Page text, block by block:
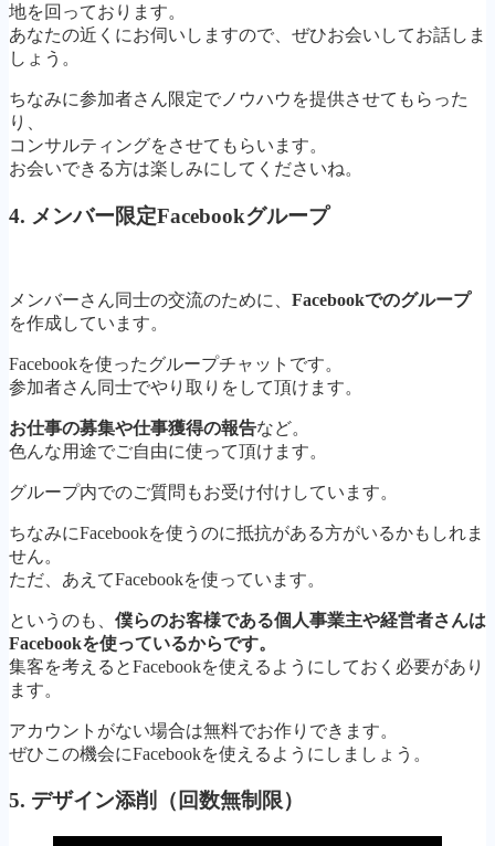
地を回っております。
あなたの近くにお伺いしますので、ぜひお会いしてお話しま
しょう。
ちなみに参加者さん限定でノウハウを提供させてもらった
り、
コンサルティングをさせてもらいます。
お会いできる方は楽しみにしてくださいね。
4. メンバー限定Facebookグループ
メンバーさん同士の交流のために、 Facebookでのグループ
を作成しています。
Facebookを使ったグループチャットです。
参加者さん同士でやり取りをして頂けます。
お仕事の募集や仕事獲得の報告など。
色んな用途でご自由に使って頂けます。
グループ内でのご質問もお受け付けしています。
ちなみにFacebookを使うのに抵抗がある方がいるかもしれま
せん。
ただ、あえてFacebookを使っています。
というのも、 僕らのお客様である個人事業主や経営者さんは
Facebookを使っているからです。
集客を考えるとFacebookを使えるようにしておく必要があり
ます。
アカウントがない場合は無料でお作りできます。
ぜひこの機会にFacebookを使えるようにしましょう。
5. デザイン添削（回数無制限）